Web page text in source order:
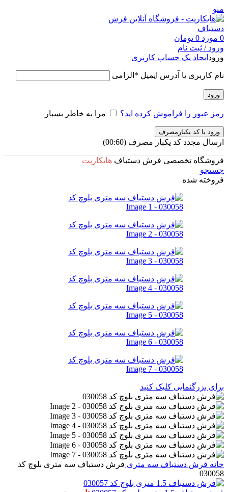
منو
0 مورد 0 تومان
ورود / ثبت نام
ورود ایجاد یک حساب کاربری
نام کاربری یا آدرس ایمیل * الزامی
ورود
رمز عبور را فراموش کرده اید؟ مرا به خاطر بسپار
ورود با کد یکبارمصرف
ارسال مجدد کد یکبار مصرف (00:
60
)
فروشگاه تخصصی فرش دستباف هایکارپت
جستجو
فروخته شده
برای بزرگنمایی کلیک کنید
خانه فرش دستباف سه متری فرش دستباف سه متری بلوچ کد
030058